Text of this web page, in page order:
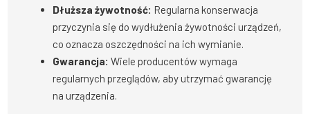
Dłuższa żywotność: Regularna konserwacja
przyczynia się do wydłużenia żywotności urządzeń,
co oznacza oszczędności na ich wymianie.
Gwarancja: Wiele producentów wymaga
regularnych przeglądów, aby utrzymać gwarancję
na urządzenia.